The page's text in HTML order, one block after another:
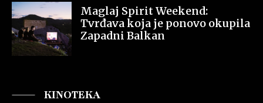
Maglaj Spirit Weekend:
Tvrđava koja je ponovo okupila
Zapadni Balkan
KINOTEKA